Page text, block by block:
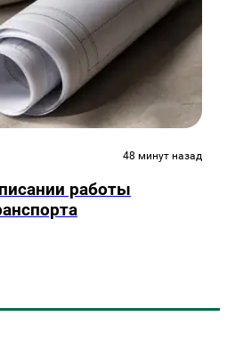
48 минут назад
работы